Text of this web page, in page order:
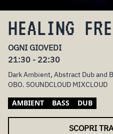
HEALING
OGNI GIOVEDI
21:30 - 22:30
Dark Ambient, Abstract Dub and
OBO. SOUNDCLOUD MIXCLOUD
AMBIENT BASS DUB
SCOPRI